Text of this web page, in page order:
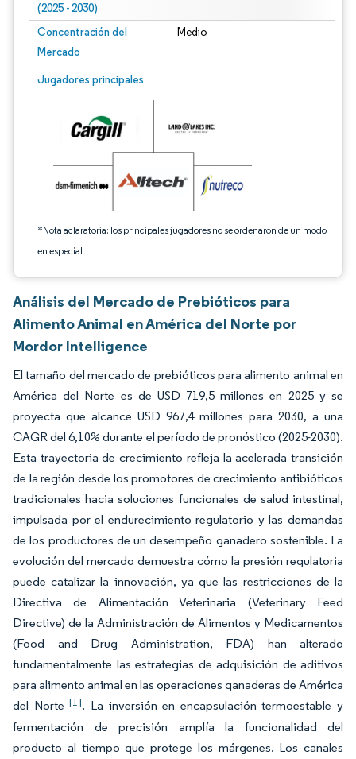
(2025 - 2030)
Concentración del
Mercado
Medio
Jugadores principales
*Nota aclaratoria: los principales jugadores no se ordenaron de un modo
en especial
Imagen © Mordor Intelligence. El uso requiere atribución según CC BY 4.0.
Análisis del Mercado de Prebióticos para
Alimento Animal en América del Norte por
Mordor Intelligence
El tamaño del mercado de prebióticos para alimento animal en
América del Norte es de USD 719,5 millones en 2025 y se
proyecta que alcance USD 967,4 millones para 2030, a una
CAGR del 6,10% durante el período de pronóstico (2025-2030).
Esta trayectoria de crecimiento refleja la acelerada transición
de la región desde los promotores de crecimiento antibióticos
tradicionales hacia soluciones funcionales de salud intestinal,
impulsada por el endurecimiento regulatorio y las demandas
de los productores de un desempeño ganadero sostenible. La
evolución del mercado demuestra cómo la presión regulatoria
puede catalizar la innovación, ya que las restricciones de la
Directiva de Alimentación Veterinaria (Veterinary Feed
Directive) de la Administración de Alimentos y Medicamentos
(Food and Drug Administration, FDA) han alterado
fundamentalmente las estrategias de adquisición de aditivos
para alimento animal en las operaciones ganaderas de América
del Norte[1]. La inversión en encapsulación termoestable y
fermentación de precisión amplía la funcionalidad del
producto al tiempo que protege los márgenes. Los canales